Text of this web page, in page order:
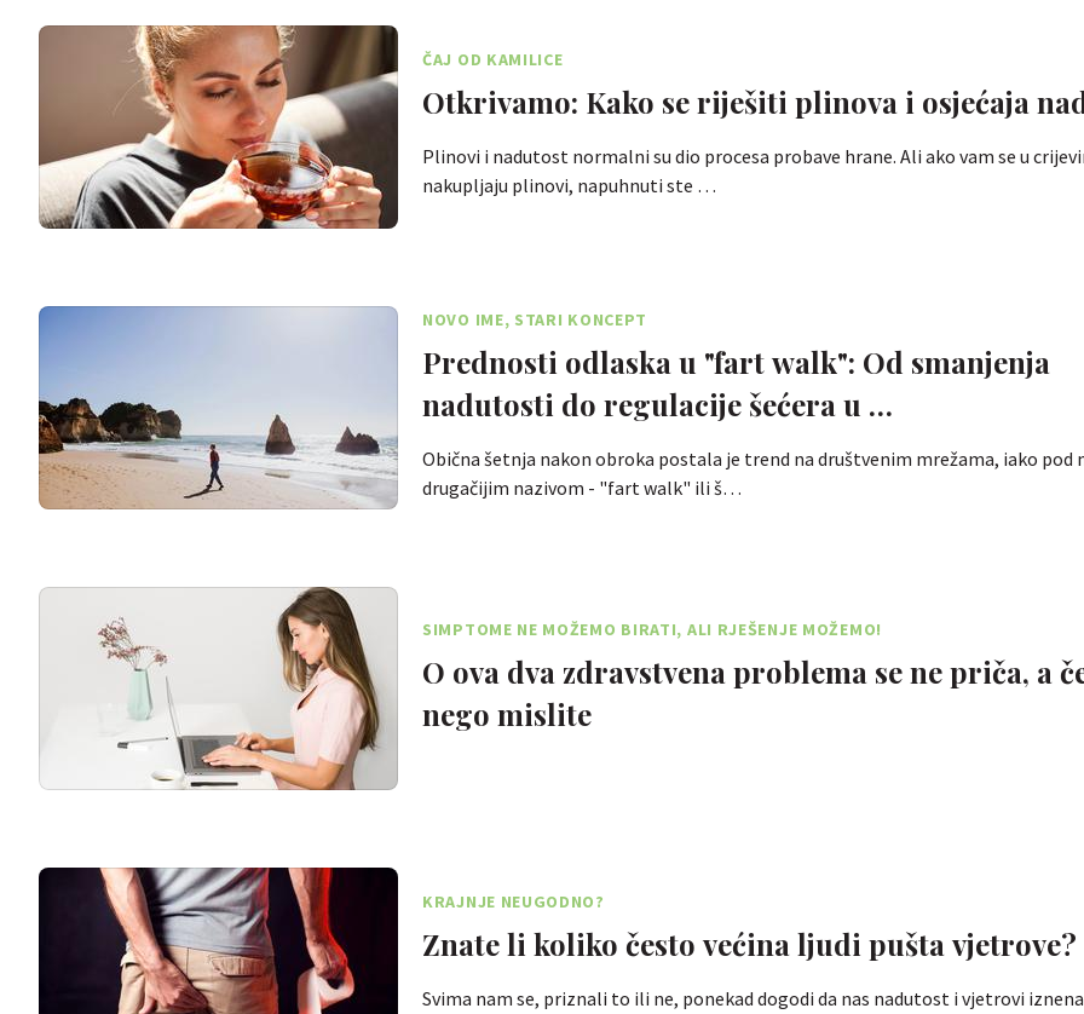
ČAJ OD KAMILICE
Otkrivamo: Kako se riješiti plinova i osjećaja
Plinovi i nadutost normalni su dio procesa probave hrane. Ali ako vam se u
nakupljaju plinovi, napuhnuti ste …
NOVO IME, STARI KONCEPT
Prednosti odlaska u "fart walk": Od smanjenja
nadutosti do regulacije šećera u …
Obična šetnja nakon obroka postala je trend na društvenim mrežama, iako pod
drugačijim nazivom - "fart walk" ili š…
SIMPTOME NE MOŽEMO BIRATI, ALI RJEŠENJE MOŽEMO!
O ova dva zdravstvena problema se ne priča, a
nego mislite
KRAJNJE NEUGODNO?
Znate li koliko često većina ljudi pušta vjetrove?
Svima nam se, priznali to ili ne, ponekad dogodi da nas nadutost i vjetrovi